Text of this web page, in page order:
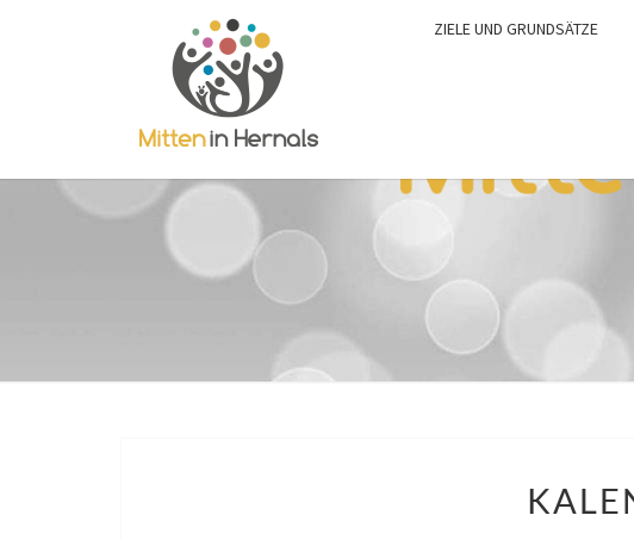
ZIELE UND GRUNDSÄTZE